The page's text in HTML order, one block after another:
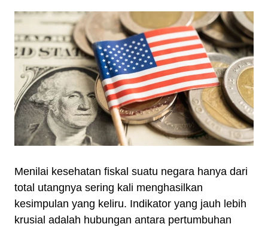
Menilai kesehatan fiskal suatu negara hanya dari
total utangnya sering kali menghasilkan
kesimpulan yang keliru. Indikator yang jauh lebih
krusial adalah hubungan antara pertumbuhan